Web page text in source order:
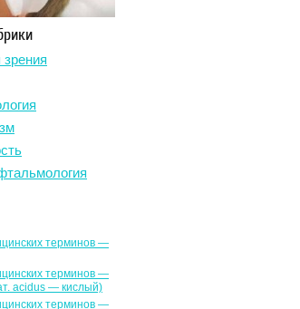
зрения
терминов —
терминов —
асidus — кислый)
терминов —